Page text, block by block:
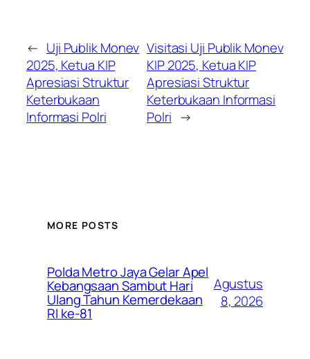
← Uji Publik Monev
2025, Ketua KIP
Apresiasi Struktur
Keterbukaan
Informasi Polri
Visitasi Uji Publik Monev
KIP 2025, Ketua KIP
Apresiasi Struktur
Keterbukaan Informasi
Polri →
MORE POSTS
Polda Metro Jaya Gelar Apel
Kebangsaan Sambut Hari
Ulang Tahun Kemerdekaan
RI ke-81
Agustus
8, 2026